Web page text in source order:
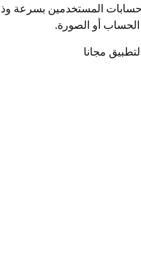
المستخدمين بسرعة
أو الصورة.
مجانا